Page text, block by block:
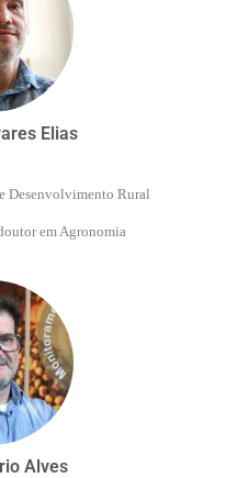
Elias
Desenvolvimento Rural
em Agronomia
Alves